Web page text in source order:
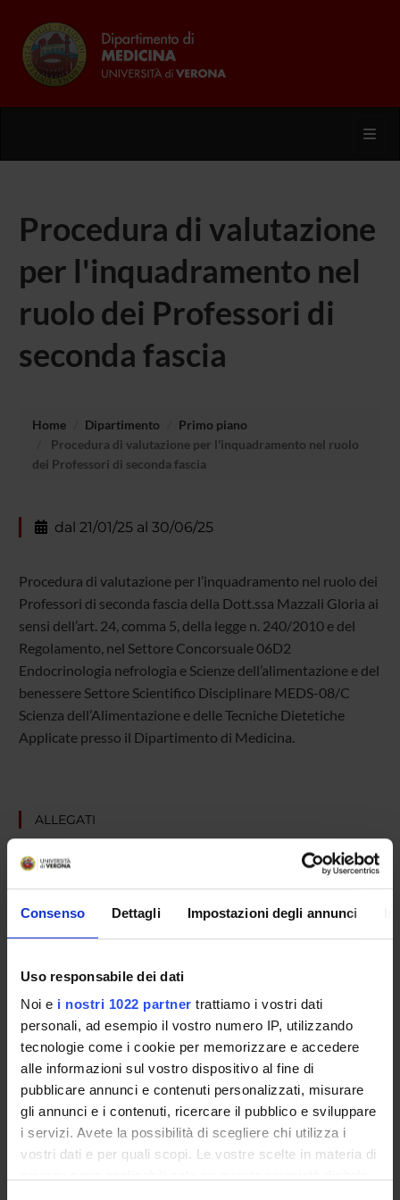
Consenso Dettagli Impostazioni degli annunci
Uso responsabile dei dati
Noi e i nostri 1022 partner trattiamo i vostri dati
personali, ad esempio il vostro numero IP, utilizzando
tecnologie come i cookie per memorizzare e accedere
alle informazioni sul vostro dispositivo al fine di
pubblicare annunci e contenuti personalizzati, misurare
gli annunci e i contenuti, ricercare il pubblico e sviluppare
i servizi. Avete la possibilità di scegliere chi utilizza i
vostri dati e per quali scopi. Le vostre scelte in materia di
Procedura di valutazione
per l'inquadramento nel
ruolo dei Professori di
seconda fascia
Home Dipartimento
Primo piano
Procedura di valutazione per l'inquadramento nel ruolo
dei Professori di seconda fascia
dal 21/01/25 al 30/06/25
Procedura di valutazione per l’inquadramento nel ruolo dei
Professori di seconda fascia della Dott.ssa Mazzali Gloria ai
sensi dell’art. 24, comma 5, della legge n. 240/2010 e del
Regolamento, nel Settore Concorsuale 06D2
Endocrinologia nefrologia e Scienze dell’alimentazione e del
benessere Settore Scientifico Disciplinare MEDS-08/C
Scienza dell’Alimentazione e delle Tecniche Dietetiche
Applicate presso il Dipartimento di Medicina.
ALLEGATI
Referente
Pagina Web
https://www.univr.it/it/concorsi
Dipartimento
Medicina
ORGANIZZAZIONE
GOVERNANCE